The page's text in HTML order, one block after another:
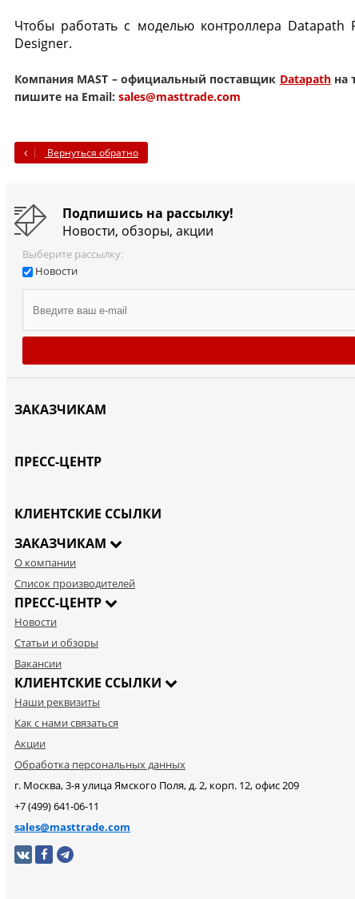
Чтобы работать с моделью контроллера
Designer.
Компания MAST – официальный поставщик Datapathна
пишите на Email: sales@masttrade.com
Вернуться обратно
Подпишись на рассылку!
Новости, обзоры, акции
Выберите рассылку:
Новости
ЗАКАЗЧИКАМ
ПРЕСС-ЦЕНТР
КЛИЕНТСКИЕ ССЫЛКИ
ЗАКАЗЧИКАМ
О компании
Список производителей
ПРЕСС-ЦЕНТР
Новости
Статьи и обзоры
Вакансии
КЛИЕНТСКИЕ ССЫЛКИ
Наши реквизиты
Как с нами связаться
Акции
Обработка персональных данных
г. Москва, 3-я улица Ямского Поля, д. 2, корп. 12, офис 209
+7 (499) 641-06-11
sales@masttrade.com